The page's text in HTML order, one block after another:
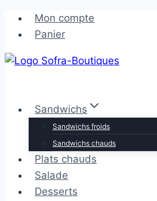
Aller
contenu
Aller
contenu
Mon compte
Panier
Sandwichs
Sandwichs froids
Sandwichs chauds
Plats chauds
Salade
Desserts